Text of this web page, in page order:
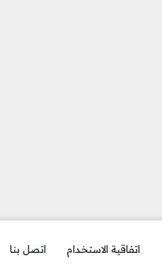
اتفاقية الاستخدام اتصل بنا